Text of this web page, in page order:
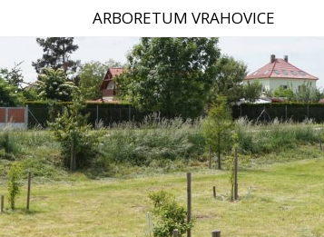
ARBORETUM VRAHOVICE